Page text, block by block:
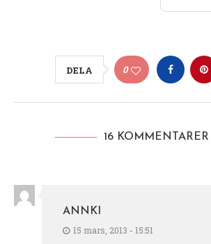
DELA 0
16 KOMMENTARER
ANNKI
15 mars, 2013 - 15:51